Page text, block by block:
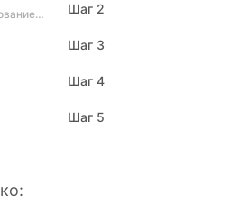
Редактирование поста Шаг 2
Шаг 3
Шаг 4
Шаг 5